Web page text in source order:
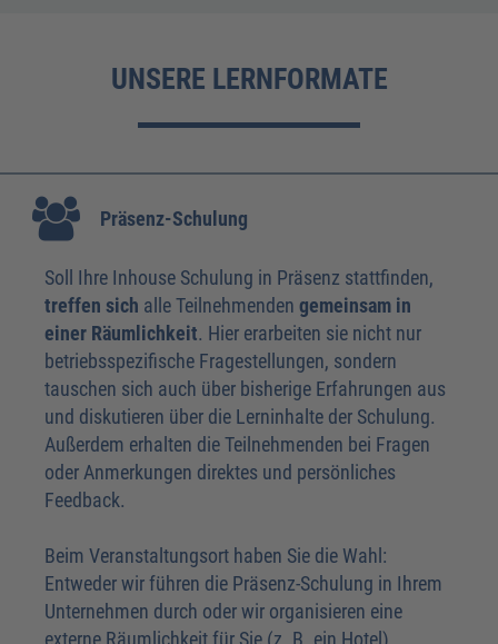
UNSERE LERNFORMATE
Präsenz-Schulung
Soll Ihre Inhouse Schulung in Präsenz stattfinden,
treffen sich alle Teilnehmenden gemeinsam in
einer Räumlichkeit. Hier erarbeiten sie nicht nur
betriebsspezifische Fragestellungen, sondern
tauschen sich auch über bisherige Erfahrungen aus
und diskutieren über die Lerninhalte der Schulung.
Außerdem erhalten die Teilnehmenden bei Fragen
oder Anmerkungen direktes und persönliches
Feedback.
Beim Veranstaltungsort haben Sie die Wahl:
Entweder wir führen die Präsenz-Schulung in Ihrem
Unternehmen durch oder wir organisieren eine